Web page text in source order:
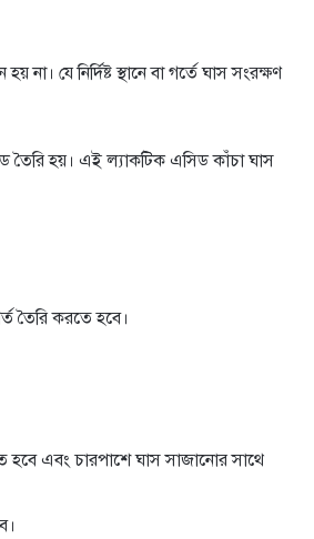
যে নির্দিষ্ট স্থানে বা গর্তে ঘাস সংরক্ষণ
তৈরি হয়। এই ল্যাকটিক এসিড কাঁচা ঘাস
তৈরি করতে হবে।
হবে এবং চারপাশে ঘাস সাজানোর সাথে